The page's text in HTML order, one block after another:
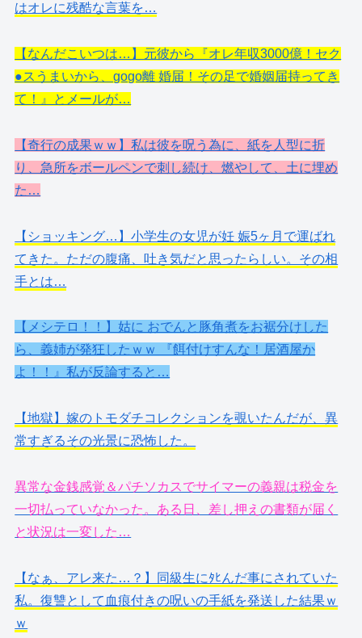
はオレに残酷な言葉を…
【なんだこいつは…】元彼から『オレ年収3000億！セク
●スうまいから、gogo離 婚届！その足で婚姻届持ってき
て！』とメールが…
【奇行の成果ｗｗ】私は彼を呪う為に、紙を人型に折
り、急所をボールペンで刺し続け、燃やして、土に埋め
た…
【ショッキング…】小学生の女児が妊 娠5ヶ月で運ばれ
てきた。ただの腹痛、吐き気だと思ったらしい。その相
手とは…
【メシテロ！！】姑に おでんと豚角煮をお裾分けした
ら、義姉が発狂したｗｗ 『餌付けすんな！居酒屋か
よ！！』私が反論すると…
【地獄】嫁のトモダチコレクションを覗いたんだが、異
常すぎるその光景に恐怖した。
異常な金銭感覚＆パチソカスでサイマーの義親は税金を
一切払っていなかった。ある日、差し押えの書類が届く
と状況は一変した…
【なぁ、アレ来た…？】同級生にﾀﾋんだ事にされていた
私。復讐として血痕付きの呪いの手紙を発送した結果ｗ
ｗ